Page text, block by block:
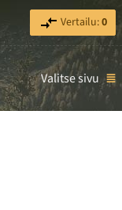
Vertailu:0
Valitse sivu